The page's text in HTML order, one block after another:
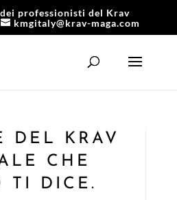
professionisti del Krav
kmgitaly@krav-maga.com
DEL KRAV
CHE
TI DICE.